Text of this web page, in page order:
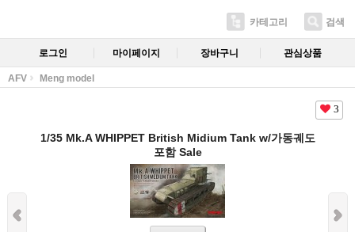
카테고리 검색
로그인 마이페이지 장바구니 관심상품
AFV Meng model
3
1/35 Mk.A WHIPPET British Midium Tank w/가동궤도
포함 Sale